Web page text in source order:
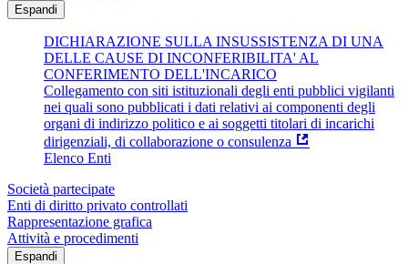
Espandi
DICHIARAZIONE SULLA INSUSSISTENZA DI UNA
DELLE CAUSE DI INCONFERIBILITA' AL
CONFERIMENTO DELL'INCARICO
Collegamento con siti istituzionali degli enti pubblici vigilanti
nei quali sono pubblicati i dati relativi ai componenti degli
organi di indirizzo politico e ai soggetti titolari di incarichi
dirigenziali, di collaborazione o consulenza
Elenco Enti
Società partecipate
Enti di diritto privato controllati
Rappresentazione grafica
Attività e procedimenti
Espandi